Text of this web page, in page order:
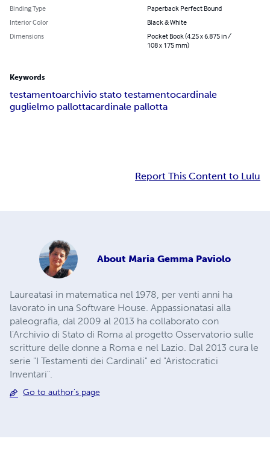
Binding Type
Paperback Perfect Bound
Interior Color
Black & White
Dimensions
Pocket Book (4.25 x 6.875 in /
108 x 175 mm)
Keywords
testamentoarchivio stato testamentocardinale
guglielmo pallottacardinale pallotta
Report This Content to Lulu
About Maria Gemma Paviolo
Laureatasi in matematica nel 1978, per venti anni ha
lavorato in una Software House. Appassionatasi alla
paleografia, dal 2009 al 2013 ha collaborato con
l'Archivio di Stato di Roma al progetto Osservatorio sulle
scritture delle donne a Roma e nel Lazio. Dal 2013 cura le
serie "I Testamenti dei Cardinali" ed "Aristocratici
Inventari".
Go to author's page